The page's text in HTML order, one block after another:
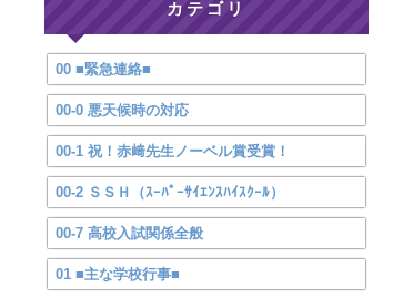
カテゴリ
00 ■緊急連絡■
00-0 悪天候時の対応
00-1 祝！赤﨑先生ノーベル賞受賞！
00-2 ＳＳＨ（ｽｰﾊﾟｰｻｲｴﾝｽﾊｲｽｸｰﾙ）
00-7 高校入試関係全般
01 ■主な学校行事■